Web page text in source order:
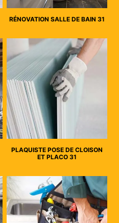
RÉNOVATION SALLE DE BAIN 31
PLAQUISTE POSE DE CLOISON
ET PLACO 31